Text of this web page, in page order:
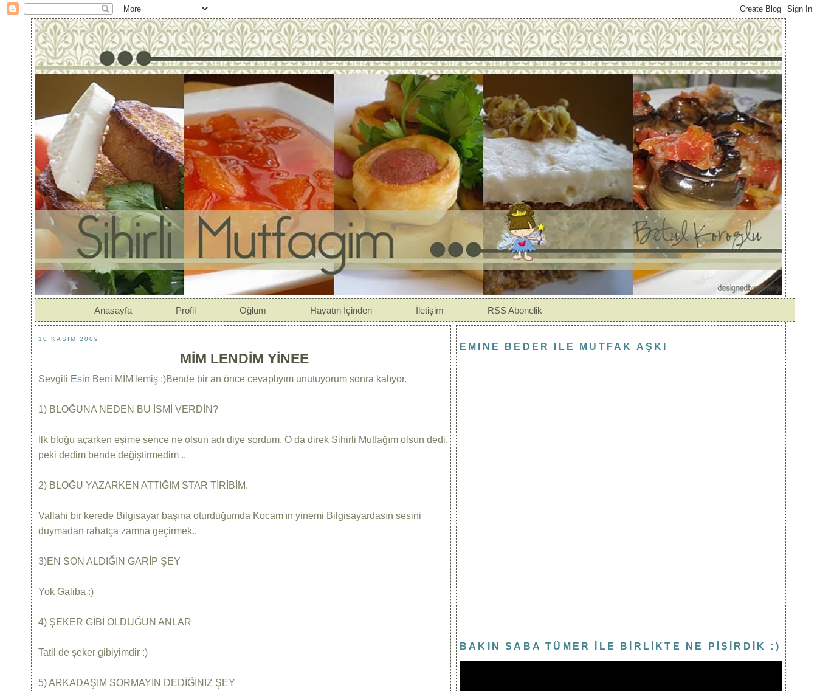
Anasayfa Profil Oğlum Hayatın İçinden İletişim RSS Abonelik
10 KASIM 2009
MİM LENDİM YİNEE
Sevgili Esin Beni MİM'lemiş :)Bende bir an önce cevaplıyım unutuyorum sonra kalıyor.
1) BLOĞUNA NEDEN BU İSMİ VERDİN?
İlk bloğu açarken eşime sence ne olsun adı diye sordum. O da direk Sihirli Mutfağım olsun dedi.
peki dedim bende değiştirmedim ..
2) BLOĞU YAZARKEN ATTIĞIM STAR TİRİBİM.
Vallahi bir kerede Bilgisayar başına oturduğumda Kocam'ın yinemi Bilgisayardasın sesini
duymadan rahatça zamna geçirmek..
3)EN SON ALDIĞIN GARİP ŞEY
Yok Galiba :)
4) ŞEKER GİBİ OLDUĞUN ANLAR
Tatil de şeker gibiyimdir :)
5) ARKADAŞIM SORMAYIN DEDİĞİNİZ ŞEY
EMINE BEDER ILE MUTFAK AŞKI
BAKIN SABA TÜMER İLE BİRLİKTE NE PİŞİRDİK :)